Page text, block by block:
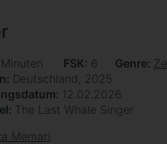
FSK 6 Genre
Deutschland, 2025
12.02.2026
The Last Whale Singer
Memari